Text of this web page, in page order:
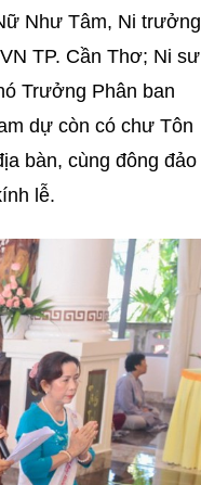
Như Tâm, Ni trưởng
TP. Cần Thơ; Ni sư
Trưởng Phân ban
dự còn có chư Tôn
bàn, cùng đông đảo
lễ.